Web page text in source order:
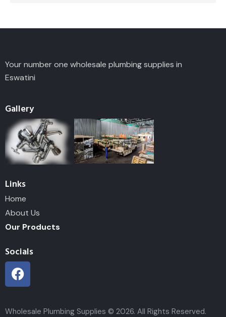
Your number one wholesale plumbing supplies in
Eswatini
Gallery
Links
Home
About Us
Our Products
Socials
Wholesale Plumbing Supplies © 2026. All Rights Reserved.